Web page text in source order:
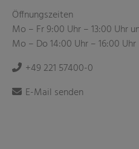
Öffnungszeiten
Mo – Fr 9:00 Uhr – 13:00 Uhr
Mo – Do 14:00 Uhr – 16:00 Uhr
+49 221 57400-0
E-Mail senden